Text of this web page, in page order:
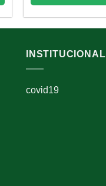
INSTITUCIONAL
covid19